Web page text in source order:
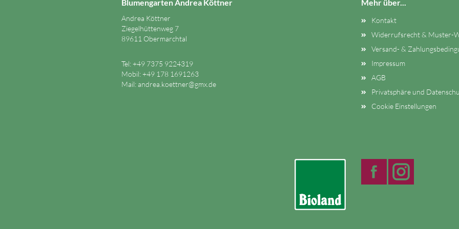
Blumengarten Andrea Köttner
Andrea Köttner
Ziegelhüttenweg 7
89611 Obermarchtal
Tel: +49 7375 9224319
Mobil: +49 178 1691263
Mail:andrea.koettner@gmx.de
Mehr über...
Kontakt
Widerrufsrecht & Muster-
Versand- &
Impressum
AGB
Privatsphäre und
Cookie Einstellungen